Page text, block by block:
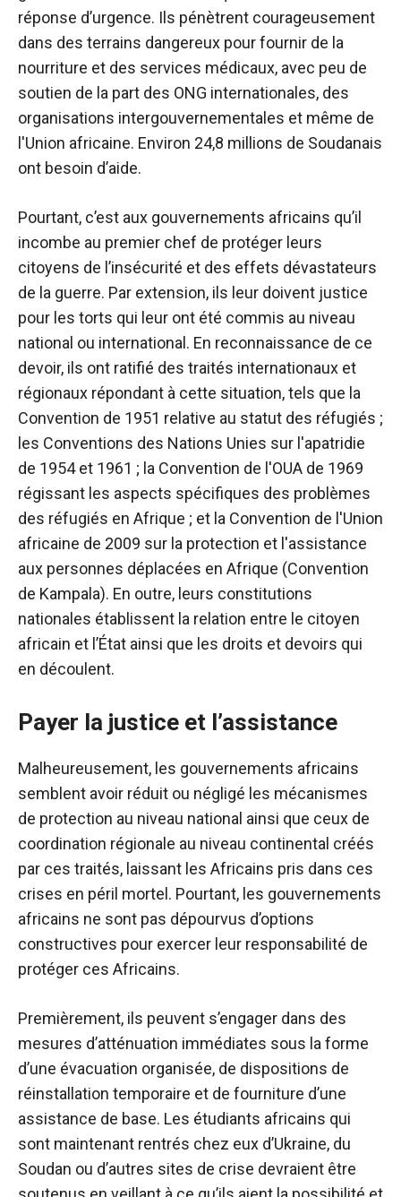
réponse d’urgence. Ils pénètrent courageusement
dans des terrains dangereux pour fournir de la
nourriture et des services médicaux, avec peu de
soutien de la part des ONG internationales, des
organisations intergouvernementales et même de
l'Union africaine. Environ 24,8 millions de Soudanais
ont besoin d’aide.
Pourtant, c’est aux gouvernements africains qu’il
incombe au premier chef de protéger leurs
citoyens de l’insécurité et des effets dévastateurs
de la guerre. Par extension, ils leur doivent justice
pour les torts qui leur ont été commis au niveau
national ou international. En reconnaissance de ce
devoir, ils ont ratifié des traités internationaux et
régionaux répondant à cette situation, tels que la
Convention de 1951 relative au statut des réfugiés ;
les Conventions des Nations Unies sur l'apatridie
de 1954 et 1961 ; la Convention de l'OUA de 1969
régissant les aspects spécifiques des problèmes
des réfugiés en Afrique ; et la Convention de l'Union
africaine de 2009 sur la protection et l'assistance
aux personnes déplacées en Afrique (Convention
de Kampala). En outre, leurs constitutions
nationales établissent la relation entre le citoyen
africain et l’État ainsi que les droits et devoirs qui
en découlent.
Payer la justice et l’assistance
Malheureusement, les gouvernements africains
semblent avoir réduit ou négligé les mécanismes
de protection au niveau national ainsi que ceux de
coordination régionale au niveau continental créés
par ces traités, laissant les Africains pris dans ces
crises en péril mortel. Pourtant, les gouvernements
africains ne sont pas dépourvus d’options
constructives pour exercer leur responsabilité de
protéger ces Africains.
Premièrement, ils peuvent s’engager dans des
mesures d’atténuation immédiates sous la forme
d’une évacuation organisée, de dispositions de
réinstallation temporaire et de fourniture d’une
assistance de base. Les étudiants africains qui
sont maintenant rentrés chez eux d’Ukraine, du
Soudan ou d’autres sites de crise devraient être